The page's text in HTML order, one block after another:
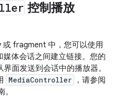
控制播放
fragment 中，您可以使用
媒体会话之间建立链接。您的
面发送到会话中的播放器。
MediaController
，请参阅
。